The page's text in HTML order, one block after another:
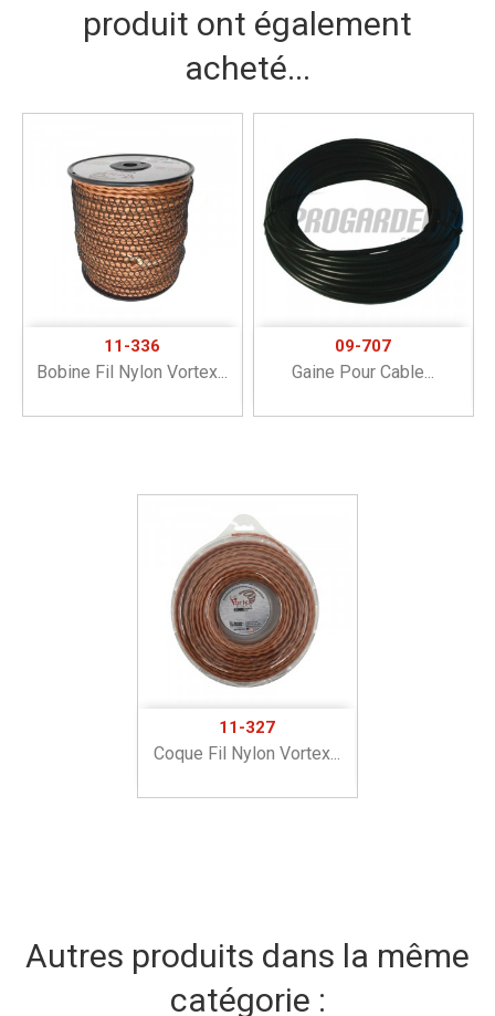
produit ont également
acheté...
11-336
Bobine Fil Nylon Vortex...
09-707
Gaine Pour Cable...
11-327
Coque Fil Nylon Vortex...
Autres produits dans la même
catégorie :